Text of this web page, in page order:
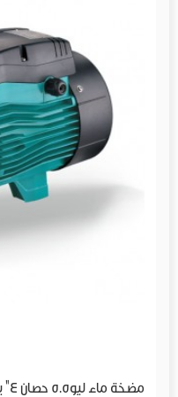
مضخة ماء ليو5.5 حصان 4" بفلنج